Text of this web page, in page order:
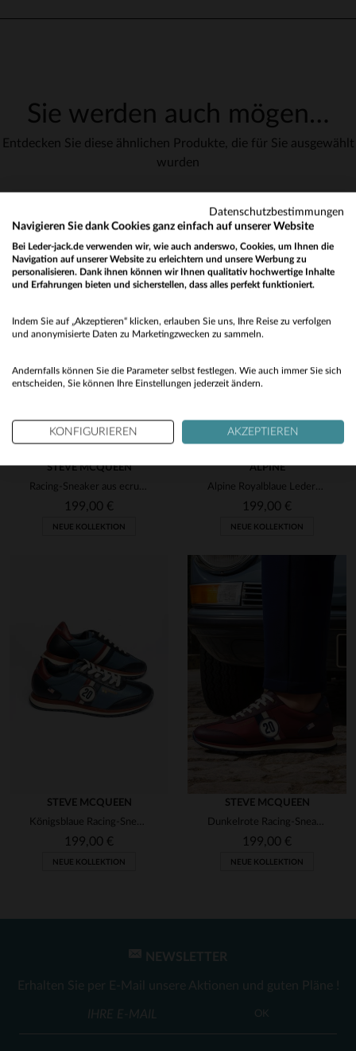
Sie werden auch mögen…
Entdecken Sie diese ähnlichen Produkte, die für Sie ausgewählt
wurden
STEVE MCQUEEN
Racing-Sneaker aus ecrufarbenem Leder
199,00 €
NEUE KOLLEKTION
ALPINE
Alpine Royalblaue Ledersneaker
199,00 €
NEUE KOLLEKTION
STEVE MCQUEEN
Königsblaue Racing-Sneaker aus Leder
199,00 €
NEUE KOLLEKTION
STEVE MCQUEEN
Dunkelrote Racing-Sneakers aus Leder
199,00 €
NEUE KOLLEKTION
NEWSLETTER
Erhalten Sie per E-Mail unsere Aktionen und guten Pläne !
OK
No
Datenschutzbestimmungen
Navigieren Sie dank Cookies ganz einfach auf unserer Website
Bei Leder-jack.de verwenden wir, wie auch anderswo, Cookies, um Ihnen die
Navigation auf unserer Website zu erleichtern und unsere Werbung zu
personalisieren. Dank ihnen können wir Ihnen qualitativ hochwertige Inhalte
und Erfahrungen bieten und sicherstellen, dass alles perfekt funktioniert.
Indem Sie auf „Akzeptieren“ klicken, erlauben Sie uns, Ihre Reise zu verfolgen
und anonymisierte Daten zu Marketingzwecken zu sammeln.
Andernfalls können Sie die Parameter selbst festlegen. Wie auch immer Sie sich
entscheiden, Sie können Ihre Einstellungen jederzeit ändern.
KONFIGURIEREN AKZEPTIEREN